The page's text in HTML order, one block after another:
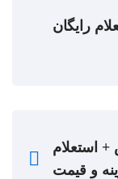
رایگان
+ استعلام
و قیمت